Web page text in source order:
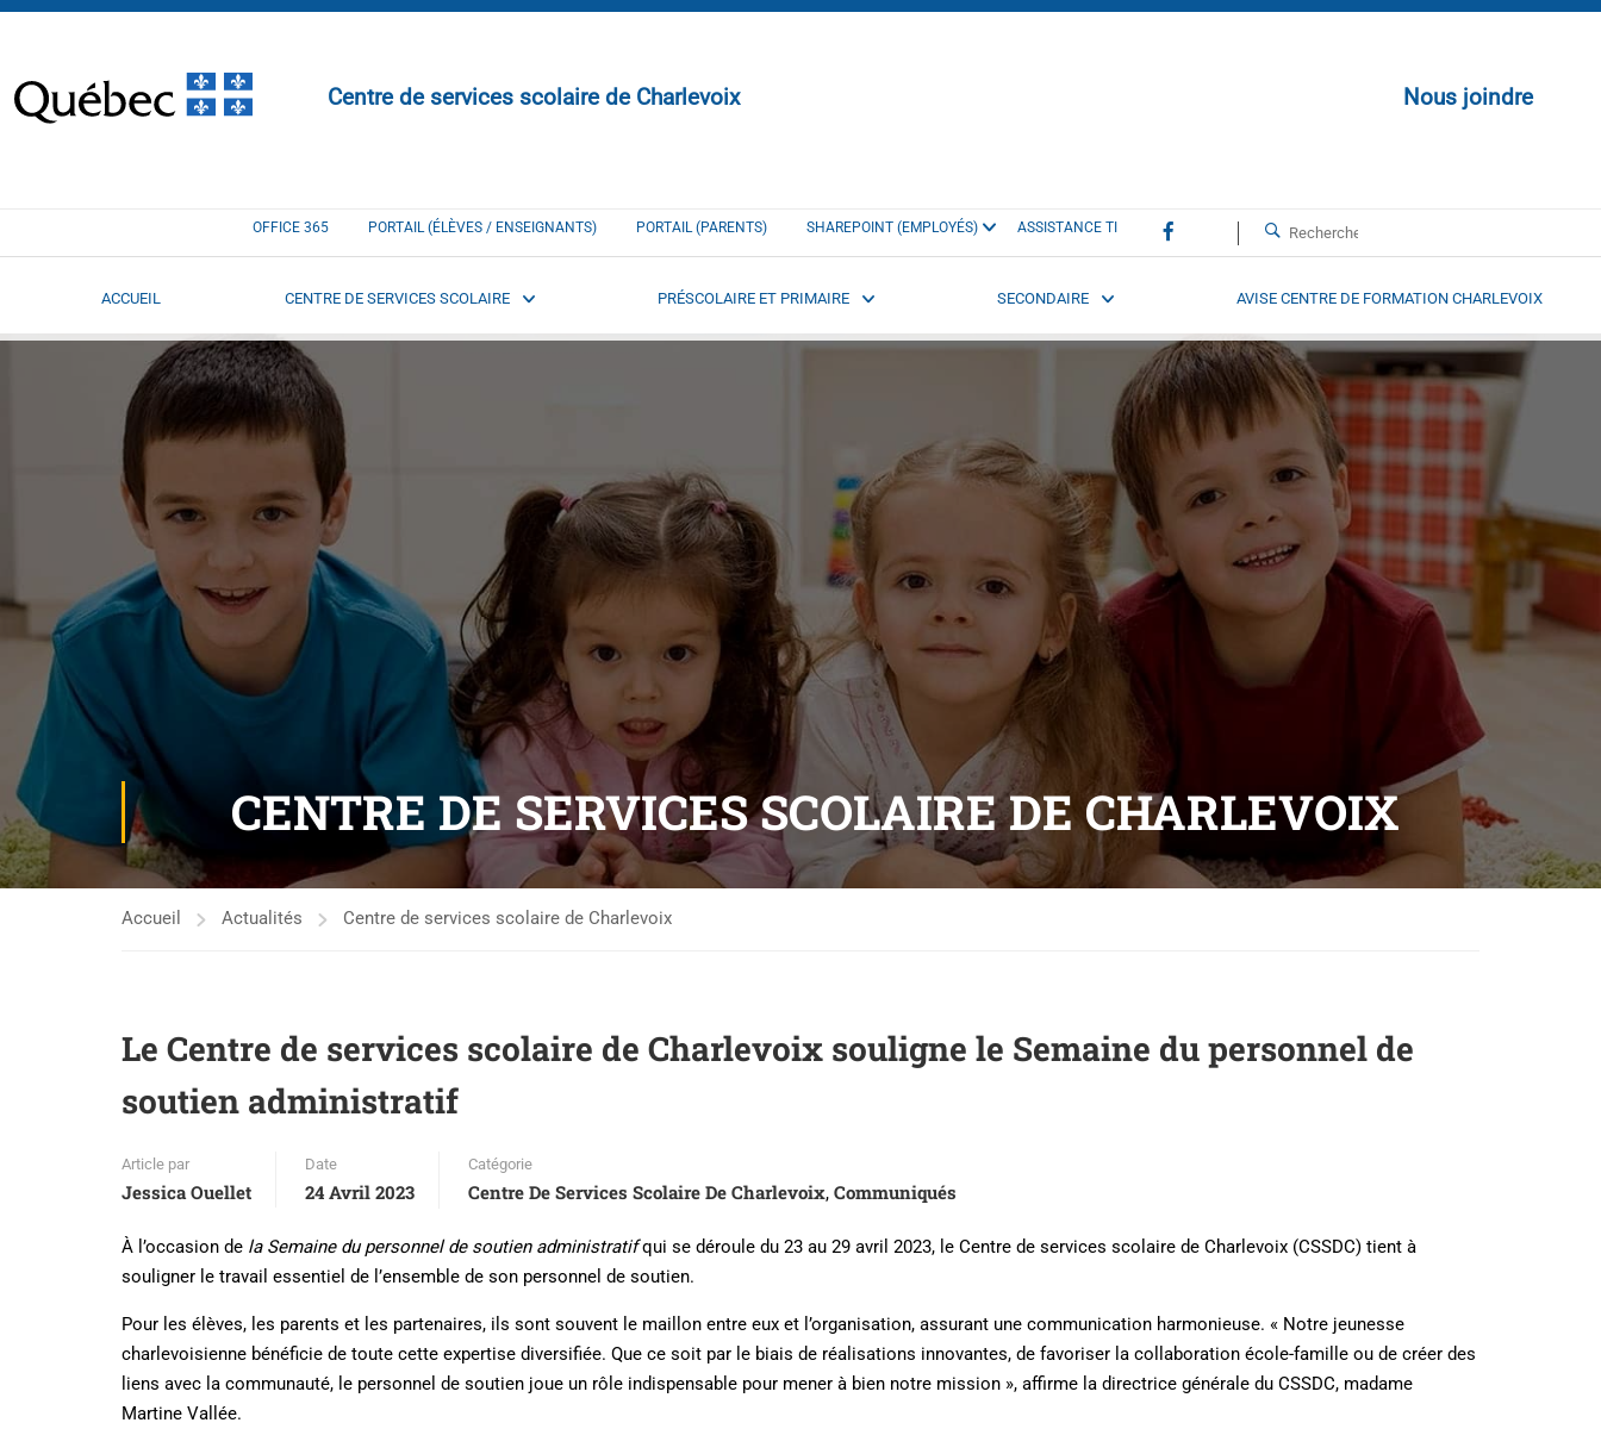
Centre de services scolaire de Charlevoix Nous joindre
OFFICE 365 PORTAIL (ÉLÈVES / ENSEIGNANTS) PORTAIL (PARENTS) SHAREPOINT (EMPLOYÉS) ASSISTANCE TI
ACCUEIL CENTRE DE SERVICES SCOLAIRE PRÉSCOLAIRE ET PRIMAIRE SECONDAIRE AVISE CENTRE DE FORMATION CHARLEVOIX
CENTRE DE SERVICES SCOLAIRE DE CHARLEVOIX
Accueil Actualités Centre de services scolaire de Charlevoix
Le Centre de services scolaire de Charlevoix souligne le Semaine du personnel de
soutien administratif
Article par
Jessica Ouellet
Date
24 Avril 2023
Catégorie
Centre De Services Scolaire De Charlevoix, Communiqués
À l’occasion de la Semaine du personnel de soutien administratifqui se déroule du 23 au 29 avril 2023, le Centre de services scolaire de Charlevoix (CSSDC) tient à
souligner le travail essentiel de l’ensemble de son personnel de soutien.
Pour les élèves, les parents et les partenaires, ils sont souvent le maillon entre eux et l’organisation, assurant une communication harmonieuse. « Notre jeunesse
charlevoisienne bénéficie de toute cette expertise diversifiée. Que ce soit par le biais de réalisations innovantes, de favoriser la collaboration école-famille ou de créer des
liens avec la communauté, le personnel de soutien joue un rôle indispensable pour mener à bien notre mission », affirme la directrice générale du CSSDC, madame
Martine Vallée.